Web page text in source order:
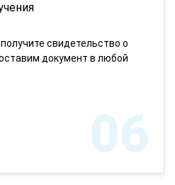
свидетельство о
документ в любой
06